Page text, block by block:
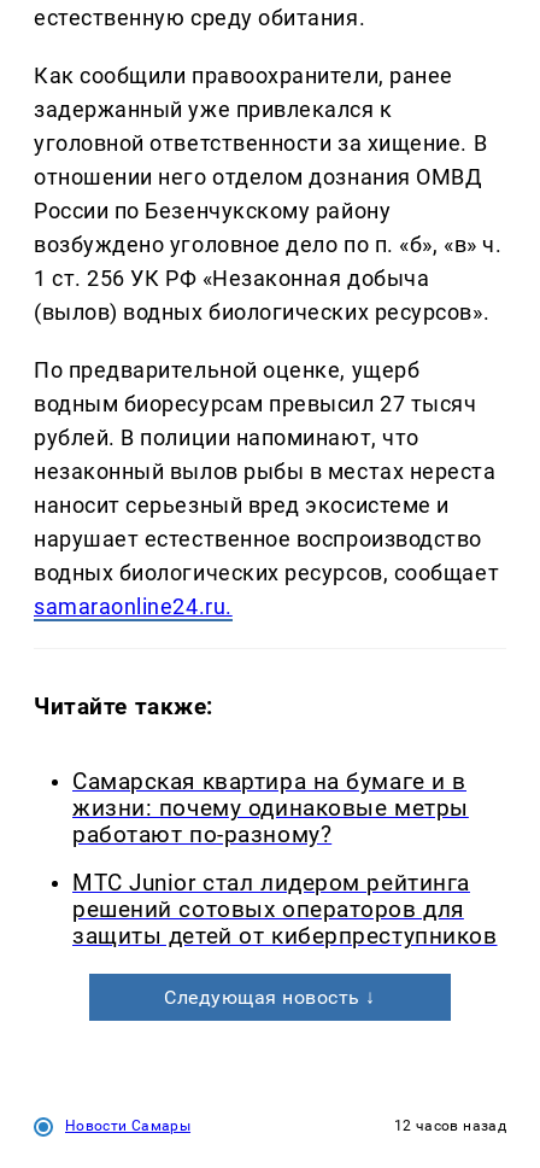
естественную среду обитания.
Как сообщили правоохранители, ранее
задержанный уже привлекался к
уголовной ответственности за хищение. В
отношении него отделом дознания ОМВД
России по Безенчукскому району
возбуждено уголовное дело по п. «б», «в» ч.
1 ст. 256 УК РФ «Незаконная добыча
(вылов) водных биологических ресурсов».
По предварительной оценке, ущерб
водным биоресурсам превысил 27 тысяч
рублей. В полиции напоминают, что
незаконный вылов рыбы в местах нереста
наносит серьезный вред экосистеме и
нарушает естественное воспроизводство
водных биологических ресурсов, сообщает
samaraonline24.ru.
Читайте также:
Самарская квартира на бумаге и в
жизни: почему одинаковые метры
работают по-разному?
МТС Junior стал лидером рейтинга
решений сотовых операторов для
защиты детей от киберпреступников
Следующая новость ↓
Новости Самары 12 часов назад